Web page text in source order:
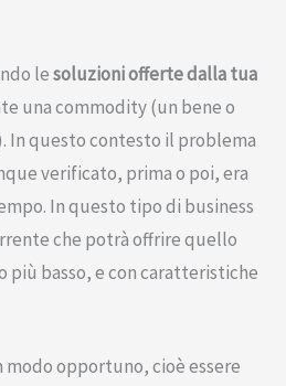
lesoluzioni offerte dalla tua
una commodity (un bene o
In questo contesto il problema
verificato, prima o poi, era
In questo tipo di business
che potrà offrire quello
più basso, e con caratteristiche
modo opportuno, cioè essere